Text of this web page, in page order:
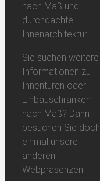
nach Maß und
durchdachte
Innenarchitektur.
Sie suchen weitere
Informationen zu
Innentüren oder
Einbauschränken
nach Maß? Dann
besuchen Sie doch
einmal unsere
anderen
Webpräsenzen: